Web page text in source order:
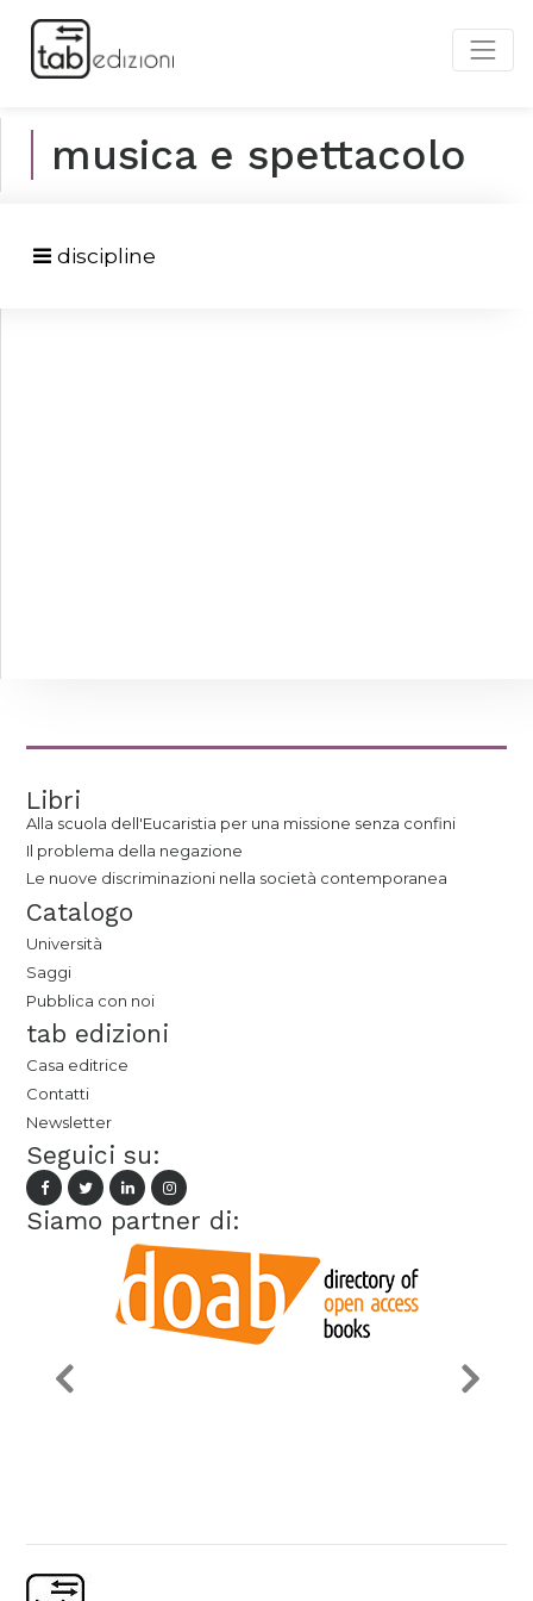
musica e spettacolo
discipline
Libri
Alla scuola dell'Eucaristia per una missione senza confini
Il problema della negazione
Le nuove discriminazioni nella società contemporanea
Catalogo
Università
Saggi
Pubblica con noi
tab edizioni
Casa editrice
Contatti
Newsletter
Seguici su:
Siamo partner di: